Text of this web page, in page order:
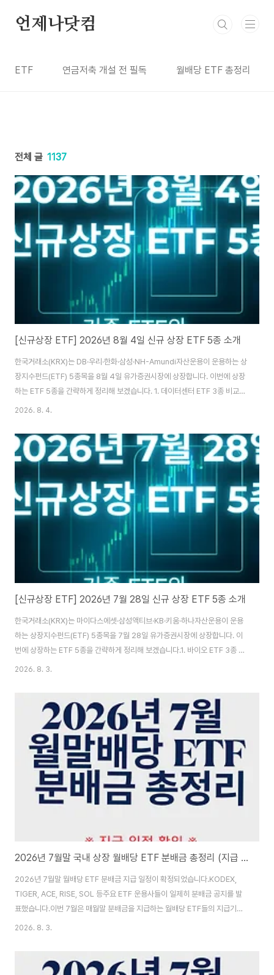
언제나닷컴
ETF 연금저축 개설 전 필독 월배당 ETF 총정리
전체 글 1137
[신규상장 ETF] 2026년 8월 4일 신규 상장 ETF 5종 소개
한국거래소(KRX)는 DB·우리·한화·삼성·NH-Amundi자산운용이 운용하는 상
장지수펀드(ETF) 5종목을 8월 4일 유가증권시장에 상장합니다. 이번에 상장
하는 ETF 5종을 간략하게 정리해 보겠습니다. 1. 데이터센터 ETF 3종 비교종
목명티커명총보수특징마이티 AI데이터센터밸류체인0222F00.365%국내
0207Z00.49%미국 우주 데이터센터인프라 기업에 투자TIGER 미국AI데
이터센터TOP4Plus0142D00.49%미국 데이터센터 기업 4개에 집중 투
자 DB자산운용의 마이티 AI데이터센터밸류체인은 국내 AI 데이터센터 밸류체
인 기업에 투자하는 패시브 ETF입니다. 기초지수는 한국자산평가가 산출하는
'KAP AI데이터센터밸류체..
2026. 8. 4.
[신규상장 ETF] 2026년 7월 28일 신규 상장 ETF 5종 소개
한국거래소(KRX)는 마이다스에셋·삼성액티브·KB·키움·하나자산운용이 운용
하는 상장지수펀드(ETF) 5종목을 7월 28일 유가증권시장에 상장합니다. 이
번에 상장하는 ETF 5종을 간략하게 정리해 보겠습니다.1. 바이오 ETF 3종 비
교종목명티커명총보수특징ACE 바이오코스닥K액티브0221Z00.50%코스
2610700.40%코스닥150 지수 내 바이오테크에 투자TIME K바이오액티브
4630500.80%국내 바이오 기업에 액티브 투자 마이다스에셋자산운용의
MIDAS 바이오헬스케어액티브는'KRX 헬스케어 지수'를 비교지수로 하는 액
티브 ETF입니다.유니버스는 유가증권·코스닥 상장 종목 중 GICS 기준 '건강
관리(Health Care)' 섹..
2026. 8. 3.
2026년 7월말 국내 상장 월배당 ETF 분배금 총정리 (지급 일정 확인)
2026년 7월말 월배당 ETF 분배금 지급 일정이 확정되었습니다.KODEX,
TIGER, ACE, RISE, SOL 등주요 ETF 운용사들이 일제히 분배금 공지를 발
표했습니다.이번 7월은 매월말 분배금을 지급하는 월배당 ETF들의 지급기준
일 31일이 금요일입니다.분배락과 지급기준일 사이에 공백이 생기는 점에 대
ETF 종목명칭코드(티커)배당주기분배금(원)분배율(%)자산유형전략유형
1Q1Q 미국배당TOP300004G0월말260.26%주식배당성장1Q1Q 코리
2026. 8. 3.